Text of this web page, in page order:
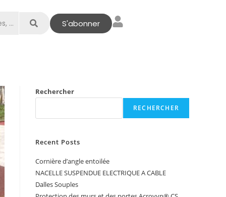
S'abonner
Rechercher
RECHERCHER
Recent Posts
Cornière d’angle entoilée
NACELLE SUSPENDUE ELECTRIQUE A CABLE
Dalles Souples